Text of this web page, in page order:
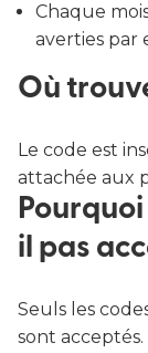
Chaque
averties par
Où
Le code est
attachée aux
il pas
Seuls les
sont